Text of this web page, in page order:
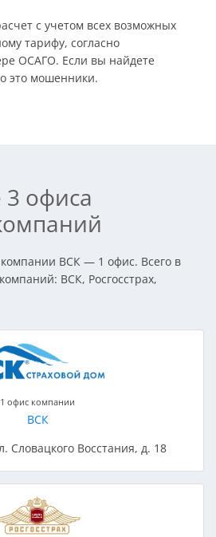
с учетом всех возможных
тарифу, согласно
ОСАГО. Если вы найдете
это мошенники.
офиса
ВСК — 1 офис. Всего в
ВСК, Росгосстрах,
1 офис компании
ВСК
Словацкого Восстания, д. 18